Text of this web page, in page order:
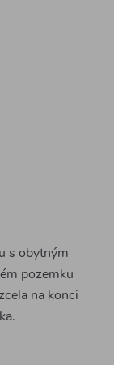
s obytným
pozemku
na konci